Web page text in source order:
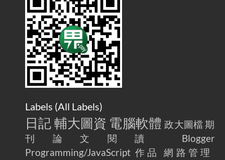
Labels (All Labels)
日記 輔大圖資 電腦軟體 政大圖檔 期
刊論文閱讀
Blogger
Programming/JavaScript 作品
網路管理